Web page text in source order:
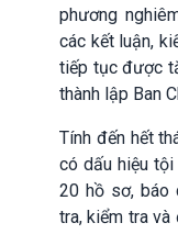
phương
các kết luận,
tiếp tục được
thành lập Ban
Tính đến hết
có dấu hiệu
20 hồ sơ, báo
tra, kiểm tra